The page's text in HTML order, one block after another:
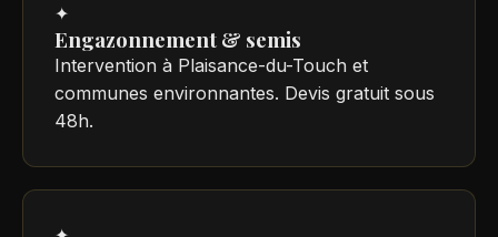
✦
Engazonnement & semis
Intervention à Plaisance-du-Touch et
communes environnantes. Devis gratuit sous
48h.